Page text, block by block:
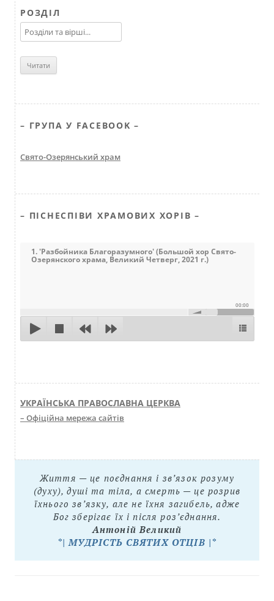
РОЗДІЛ
– ГРУПА У FACEBOOK –
Свято-Озерянський храм
– ПІСНЕСПІВИ ХРАМОВИХ ХОРІВ –
1. 'Разбойника Благоразумного' (Большой хор Свято-
Озерянского храма, Великий Четверг, 2021 г.)
00:00
УКРАЇНСЬКА ПРАВОСЛАВНА ЦЕРКВА
– Офіційна мережа сайтів
Життя — це поєднання і зв’язок розуму
(духу), душі та тіла, а смерть — це розрив
їхнього зв’язку, але не їхня загибель, адже
Бог зберігає їх і після роз’єднання.
Антоній Великий
*| МУДРІСТЬ СВЯТИХ ОТЦІВ |*